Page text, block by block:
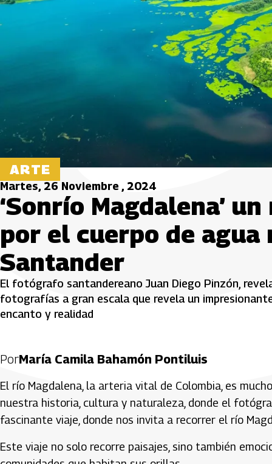
ARTE
Martes, 26 Noviembre , 2024
‘Sonrío Magdalena’
por el cuerpo de agua
Santander
El fotógrafo santandereano Juan Diego Pinzón,
fotografías a gran escala que revela un
encanto y realidad
PorMaría Camila Bahamón Pontiluis
El río Magdalena, la arteria vital de Colombia, es
nuestra historia, cultura y naturaleza, donde el
fascinante viaje, donde nos invita a recorrer el río
Este viaje no solo recorre paisajes, sino también